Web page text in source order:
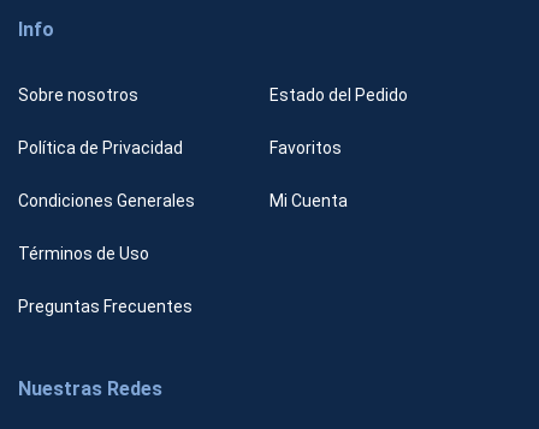
Info
Sobre nosotros
Política de Privacidad
Condiciones Generales
Términos de Uso
Preguntas Frecuentes
Estado del Pedido
Favoritos
Mi Cuenta
Nuestras Redes